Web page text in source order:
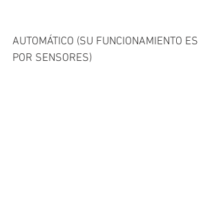
AUTOMÁTICO (SU FUNCIONAMIENTO ES
POR SENSORES)